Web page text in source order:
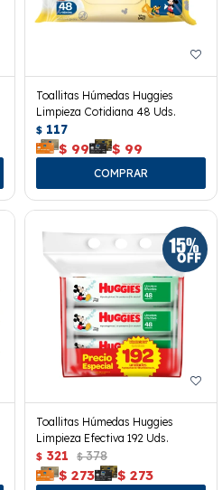
Toallitas Húmedas Huggies
Limpieza Cotidiana 48 Uds.
$ 117
$ 99 $ 99
Toallitas Húmedas Huggies
Limpieza Efectiva 192 Uds.
$ 321 $ 378
$ 273 $ 273